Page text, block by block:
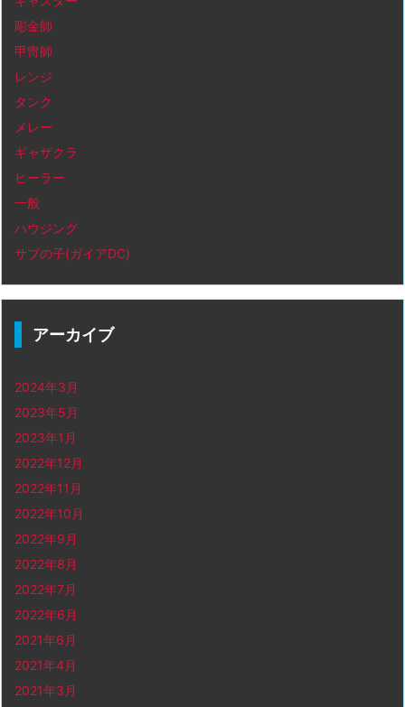
彫金師
甲冑師
レンジ
タンク
メレー
ギャザクラ
ヒーラー
一般
ハウジング
サブの子(ガイアDC)
アーカイブ
2024年3月
2023年5月
2023年1月
2022年12月
2022年11月
2022年10月
2022年9月
2022年8月
2022年7月
2022年6月
2021年6月
2021年4月
2021年3月